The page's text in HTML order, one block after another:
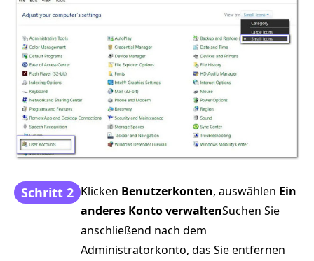
Schritt 2 Klicken Benutzerkonten, auswählen Ein
anderes Konto verwaltenSuchen Sie
anschließend nach dem
Administratorkonto, das Sie entfernen